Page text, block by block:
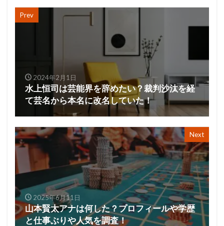
Prev
2024年2月1日
水上恒司は芸能界を辞めたい？裁判沙汰を経
て芸名から本名に改名していた！
Next
2025年6月11日
山本賢太アナは何した？プロフィールや学歴
と仕事ぶりや人気を調査！